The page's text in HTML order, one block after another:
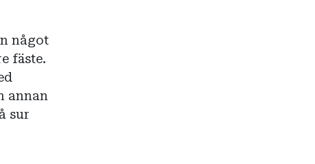
något
fäste.
annan
sur